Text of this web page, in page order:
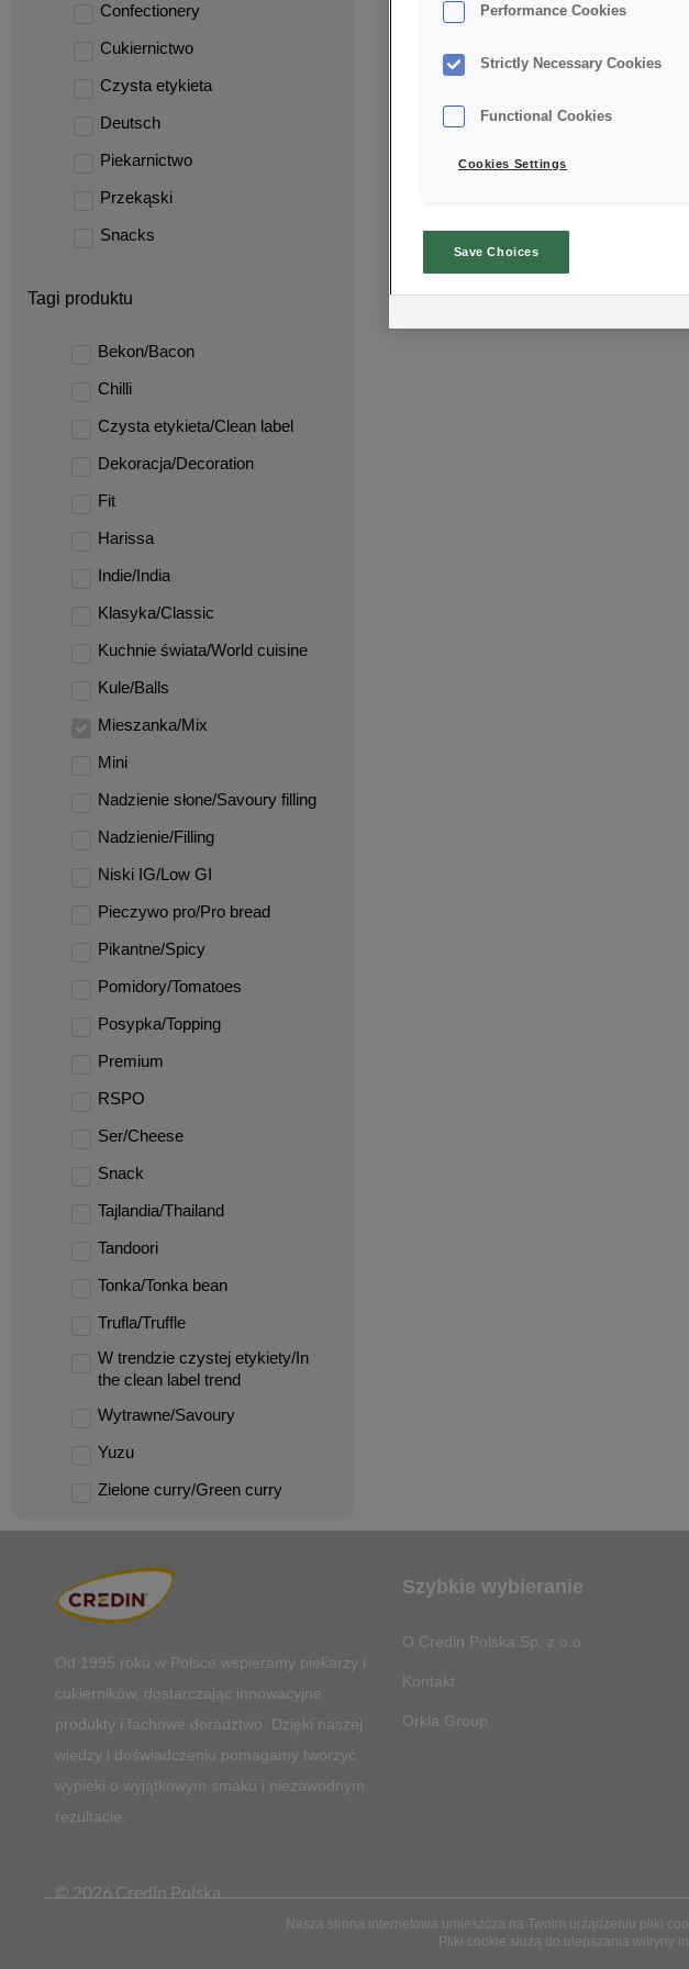
Confectionery
Cukiernictwo
Czysta etykieta
Deutsch
Piekarnictwo
Przekąski
Snacks
Tagi produktu
Bekon/Bacon
Chilli
Czysta etykieta/Clean label
Dekoracja/Decoration
Fit
Harissa
Indie/India
Klasyka/Classic
Kuchnie świata/World cuisine
Kule/Balls
Mieszanka/Mix
Mini
Nadzienie słone/Savoury filling
Nadzienie/Filling
Niski IG/Low GI
Pieczywo pro/Pro bread
Pikantne/Spicy
Pomidory/Tomatoes
Posypka/Topping
Premium
RSPO
Ser/Cheese
Snack
Tajlandia/Thailand
Tandoori
Tonka/Tonka bean
Trufla/Truffle
W trendzie czystej etykiety/In
the clean label trend
Wytrawne/Savoury
Yuzu
Zielone curry/Green curry
CREDI® Berliner SAVOURY
BITES
Od 1995 roku w Polsce wspieramy piekarzy i
cukierników, dostarczając innowacyjne
produkty i fachowe doradztwo. Dzięki naszej
wiedzy i doświadczeniu pomagamy tworzyć
wypieki o wyjątkowym smaku i niezawodnym
rezultacie.
© 2026 Credin Polska
Szybkie wybieranie
O Credin Polska Sp. z o.o.
Kontakt
Orkla Group
Nasza strona internetowa umieszcza na Twoim urządzeniu pliki
Pliki cookie służą do ulepszania witryny
Performance Cookies
Strictly Necessary Cookies
Functional Cookies
Cookies Settings
Save Choices